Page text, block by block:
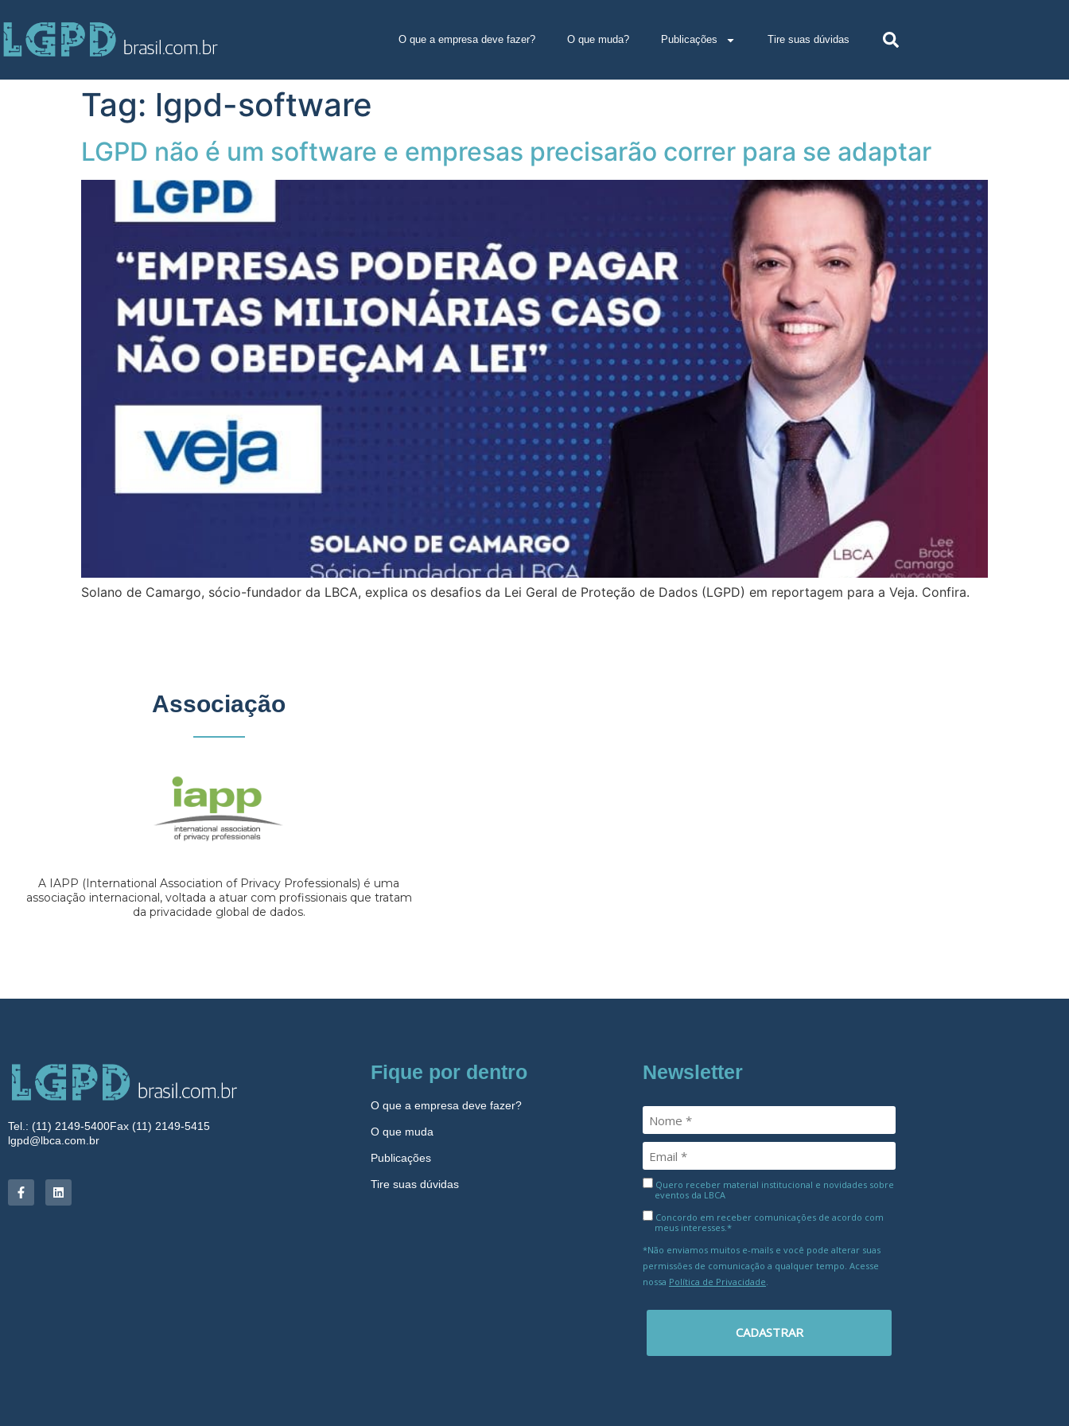
O que a empresa deve fazer? O que muda? Publicações Tire suas dúvidas
Tag: lgpd-software
LGPD não é um software e empresas precisarão correr para se adaptar
Solano de Camargo, sócio-fundador da LBCA, explica os desafios da Lei Geral de Proteção de Dados (LGPD) em reportagem para a Veja. Confira.
Associação
A IAPP (International Association of Privacy Professionals) é uma
associação internacional, voltada a atuar com profissionais que tratam
da privacidade global de dados.
Tel.: (11) 2149-5400Fax (11) 2149-5415
lgpd@lbca.com.br
Fique por dentro
O que a empresa deve fazer?
O que muda
Publicações
Tire suas dúvidas
Newsletter
Quero receber material institucional e novidades sobre
eventos da LBCA
Concordo em receber comunicações de acordo com
meus interesses.*
*Não enviamos muitos e-mails e você pode alterar suas
permissões de comunicação a qualquer tempo. Acesse
nossa Política de Privacidade
CADASTRAR